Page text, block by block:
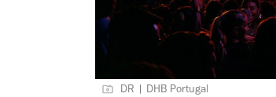
DR | DHB Portugal